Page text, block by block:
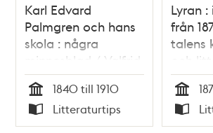
Karl Edvard
Palmgren och hans
skola : några
minnesblad / Valfrid
Palmgren Munch-
Petersen
Tid
1840 till 1910
Typ
Litteraturtips
Lyran
från
talens
och
Tid
Typ